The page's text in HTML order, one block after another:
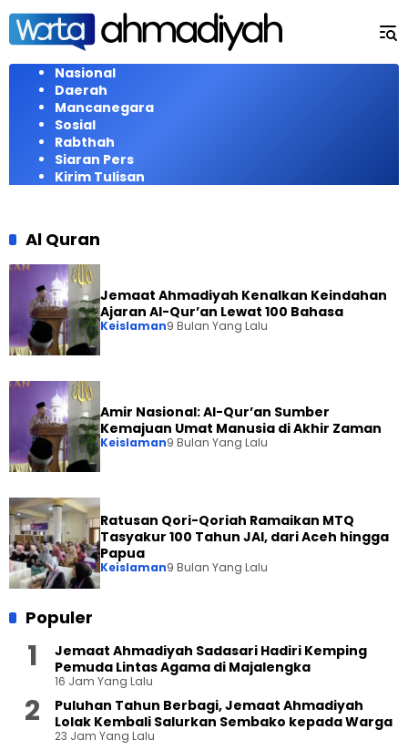
Langsung
konten
Nasional
Daerah
Mancanegara
Sosial
Rabthah
Siaran Pers
Kirim Tulisan
Al Quran
Jemaat Ahmadiyah Kenalkan Keindahan
Ajaran Al-Qur’an Lewat 100 Bahasa
Keislaman9 Bulan Yang Lalu
Amir Nasional: Al-Qur’an Sumber
Kemajuan Umat Manusia di Akhir Zaman
Keislaman9 Bulan Yang Lalu
Ratusan Qori-Qoriah Ramaikan MTQ
Tasyakur 100 Tahun JAI, dari Aceh hingga
Papua
Keislaman9 Bulan Yang Lalu
Populer
Jemaat Ahmadiyah Sadasari Hadiri Kemping
Pemuda Lintas Agama di Majalengka
16 Jam Yang Lalu
Puluhan Tahun Berbagi, Jemaat Ahmadiyah
Lolak Kembali Salurkan Sembako kepada Warga
23 Jam Yang Lalu